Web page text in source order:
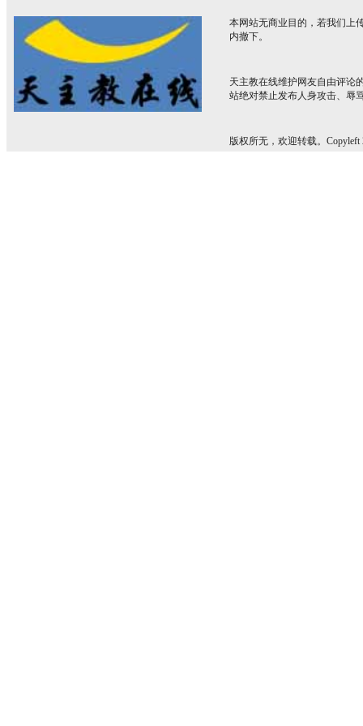
本网站无商业目的，若我们上
内撤下。
天主教在线维护网友自由评论
站绝对禁止发布人身攻击、辱
版权所无，欢迎转载。